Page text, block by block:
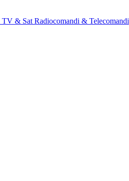
TV & Sat Radiocomandi & Telecomandi